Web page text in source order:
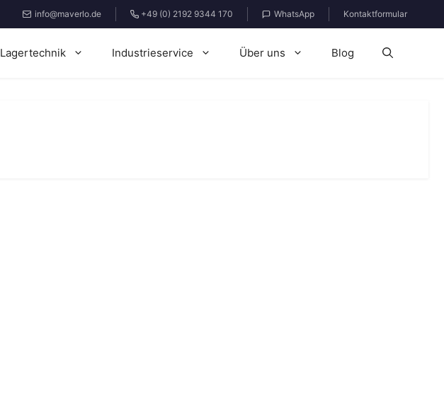
info@maverlo.de +49 (0) 2192 9344 170 WhatsApp Kontaktformular
Lagertechnik Industrieservice Über uns Blog